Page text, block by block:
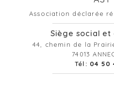
Association déclarée
Siège social
44, chemin de la
74013
Tél: 04 50